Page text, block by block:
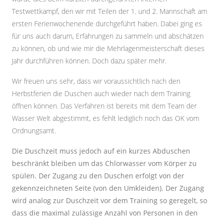
Testwettkampf, den wir mit Teilen der 1. und 2. Mannschaft am
ersten Ferienwochenende durchgeführt haben. Dabei ging es
für uns auch darum, Erfahrungen zu sammeln und abschätzen
zu können, ob und wie mir die Mehrlagenmeisterschaft dieses
Jahr durchführen können. Doch dazu später mehr.
Wir freuen uns sehr, dass wir voraussichtlich nach den
Herbstferien die Duschen auch wieder nach dem Training
öffnen können. Das Verfahren ist bereits mit dem Team der
Wasser Welt abgestimmt, es fehlt lediglich noch das OK vom
Ordnungsamt.
Die Duschzeit muss jedoch auf ein kurzes Abduschen
beschränkt bleiben um das Chlorwasser vom Körper zu
spülen. Der Zugang zu den Duschen erfolgt von der
gekennzeichneten Seite (von den Umkleiden). Der Zugang
wird analog zur Duschzeit vor dem Training so geregelt, so
dass die maximal zulässige Anzahl von Personen in den